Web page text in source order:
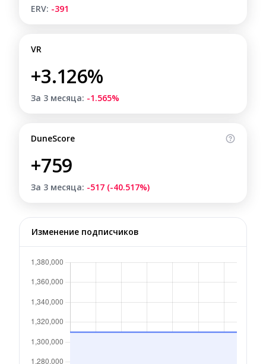
ERV: -391
VR
+3.126%
За 3 месяца: -1.565%
DuneScore
+759
За 3 месяца: -517 (-40.517%)
Изменение подписчиков